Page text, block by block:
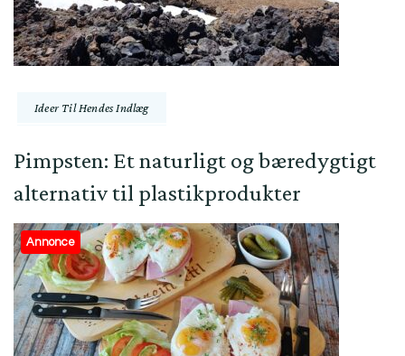
Ideer Til Hendes Indlæg
Pimpsten: Et naturligt og bæredygtigt
alternativ til plastikprodukter
Annonce